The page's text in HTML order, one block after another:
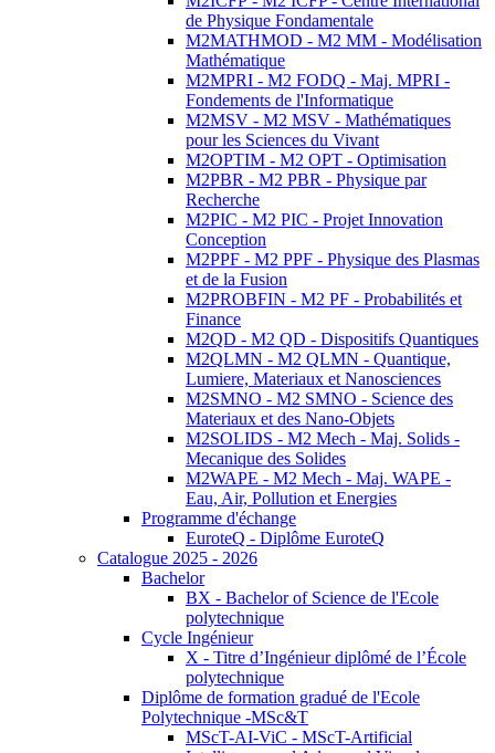
de Physique Fondamentale
M2MATHMOD - M2 MM - Modélisation
Mathématique
M2MPRI - M2 FODQ - Maj. MPRI -
Fondements de l'Informatique
M2MSV - M2 MSV - Mathématiques
pour les Sciences du Vivant
M2OPTIM - M2 OPT - Optimisation
M2PBR - M2 PBR - Physique par
Recherche
M2PIC - M2 PIC - Projet Innovation
Conception
M2PPF - M2 PPF - Physique des Plasmas
et de la Fusion
M2PROBFIN - M2 PF - Probabilités et
Finance
M2QD - M2 QD - Dispositifs Quantiques
M2QLMN - M2 QLMN - Quantique,
Lumiere, Materiaux et Nanosciences
M2SMNO - M2 SMNO - Science des
Materiaux et des Nano-Objets
M2SOLIDS - M2 Mech - Maj. Solids -
Mecanique des Solides
M2WAPE - M2 Mech - Maj. WAPE -
Eau, Air, Pollution et Energies
Programme d'échange
EuroteQ - Diplôme EuroteQ
Catalogue 2025 - 2026
Bachelor
BX - Bachelor of Science de l'Ecole
polytechnique
Cycle Ingénieur
X - Titre d’Ingénieur diplômé de l’École
polytechnique
Diplôme de formation gradué de l'Ecole
Polytechnique -MSc&T
MScT-AI-ViC - MScT-Artificial